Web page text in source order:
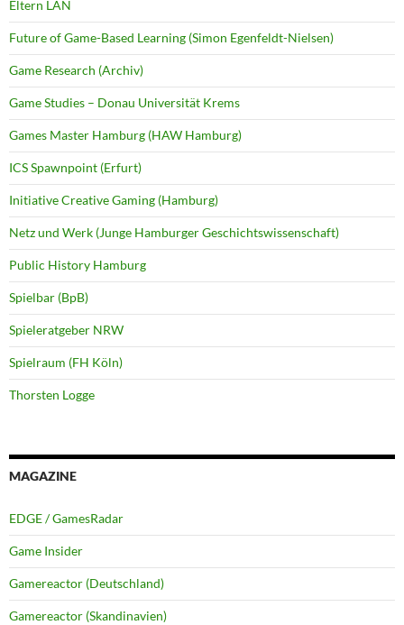
Eltern LAN
Future of Game-Based Learning (Simon Egenfeldt-Nielsen)
Game Research (Archiv)
Game Studies – Donau Universität Krems
Games Master Hamburg (HAW Hamburg)
ICS Spawnpoint (Erfurt)
Initiative Creative Gaming (Hamburg)
Netz und Werk (Junge Hamburger Geschichtswissenschaft)
Public History Hamburg
Spielbar (BpB)
Spieleratgeber NRW
Spielraum (FH Köln)
Thorsten Logge
MAGAZINE
EDGE / GamesRadar
Game Insider
Gamereactor (Deutschland)
Gamereactor (Skandinavien)